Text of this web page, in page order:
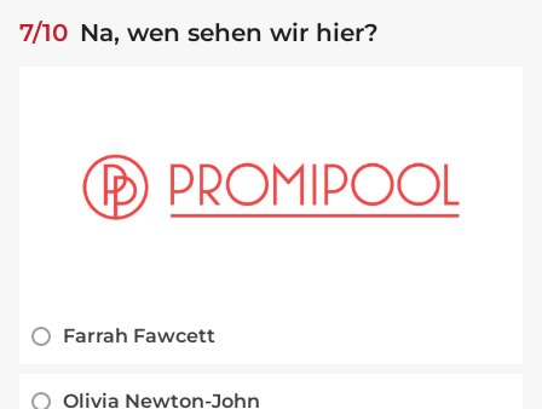
7/10 Na, wen sehen wir hier?
Farrah Fawcett
Olivia Newton-John